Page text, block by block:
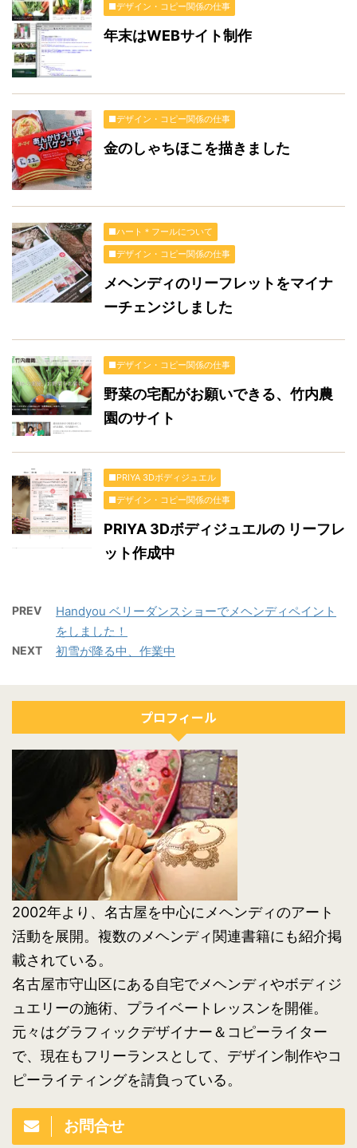
■デザイン・コピー関係の仕事
年末はWEBサイト制作
■デザイン・コピー関係の仕事
金のしゃちほこを描きました
■ハート＊フールについて
■デザイン・コピー関係の仕事
メヘンディのリーフレットをマイナ
ーチェンジしました
■デザイン・コピー関係の仕事
野菜の宅配がお願いできる、竹内農
園のサイト
■PRIYA 3Dボディジュエル
■デザイン・コピー関係の仕事
PRIYA 3Dボディジュエルの リーフレ
ット作成中
PREV
Handyou ベリーダンスショーでメヘンディペイント
をしました！
NEXT 初雪が降る中、作業中
プロフィール
2002年より、名古屋を中心にメヘンディのアート
活動を展開。複数のメヘンディ関連書籍にも紹介掲
載されている。
名古屋市守山区にある自宅でメヘンディやボディジ
ュエリーの施術、プライベートレッスンを開催。
元々はグラフィックデザイナー＆コピーライター
で、現在もフリーランスとして、デザイン制作やコ
ピーライティングを請負っている。
お問合せ